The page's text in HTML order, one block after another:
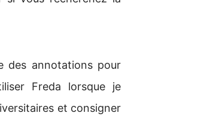
des annotations pour
Freda lorsque je
et consigner